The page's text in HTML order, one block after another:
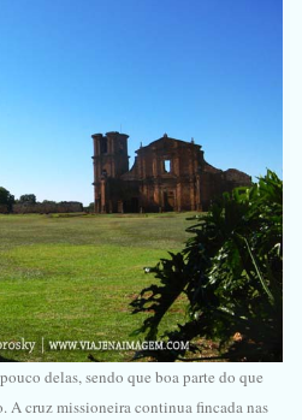
delas, sendo que boa parte do que
A cruz missioneira continua fincada nas